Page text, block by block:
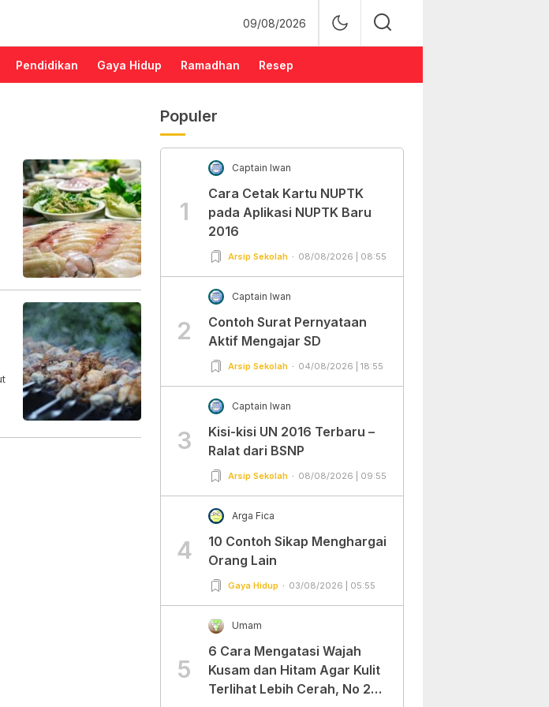
09/08/2026
Pendidikan Gaya Hidup Ramadhan Resep
Populer
1
Captain Iwan
Cara Cetak Kartu NUPTK
pada Aplikasi NUPTK Baru
2016
Arsip Sekolah 08/08/2026 | 08:55
2
Captain Iwan
Contoh Surat Pernyataan
Aktif Mengajar SD
Arsip Sekolah 04/08/2026 | 18:55
3
Captain Iwan
Kisi-kisi UN 2016 Terbaru –
Ralat dari BSNP
Arsip Sekolah 08/08/2026 | 09:55
4
Arga Fica
10 Contoh Sikap Menghargai
Orang Lain
Gaya Hidup 03/08/2026 | 05:55
5
Umam
6 Cara Mengatasi Wajah
Kusam dan Hitam Agar Kulit
Terlihat Lebih Cerah, No 2